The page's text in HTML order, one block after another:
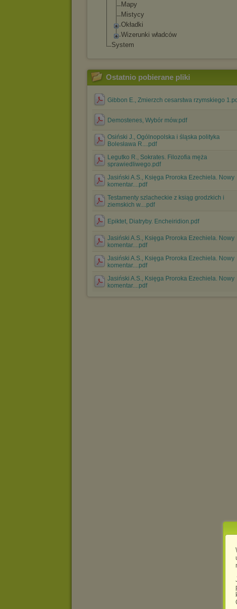
Mapy
Mistycy
Okładki
Wizerunki władców
System
Ostatnio pobierane pliki
Gibbon E., Zmierzch cesarstwa rzymskiego
Demostenes, Wybór mów.pdf
Osiński J., Ogólnopolska i śląska polityka
Bolesława R....pdf
Legutko R., Sokrates. Filozofia męża
sprawiedliwego.pdf
Jasiński A.S., Księga Proroka Ezechiela. Nowy
komentar....pdf
Testamenty szlacheckie z ksiąg grodzkich i
ziemskich w....pdf
Epiktet, Diatryby. Encheiridion.pdf
Jasiński A.S., Księga Proroka Ezechiela. Nowy
komentar....pdf
Jasiński A.S., Księga Proroka Ezechiela. Nowy
komentar....pdf
Jasiński A.S., Księga Proroka Ezechiela. Nowy
komentar....pdf